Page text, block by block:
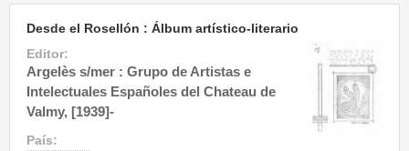
Desde el Rosellón : Álbum artístico-literario
Editor:
Argelès s/mer : Grupo de Artistas e
Intelectuales Españoles del Chateau de
Valmy, [1939]-
País: